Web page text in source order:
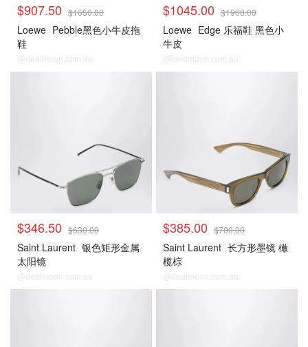
$907.50 $1650.00
Loewe Pebble黑色小牛皮拖
鞋
@dealmoon.com.au
$1045.00 $1900.00
Loewe Edge 乐福鞋 黑色小
牛皮
@dealmoon.com.au
$346.50 $630.00
Saint Laurent 银色矩形金属
太阳镜
@dealmoon.com.au
$385.00 $700.00
Saint Laurent 长方形墨镜 橄
榄棕
@dealmoon.com.au